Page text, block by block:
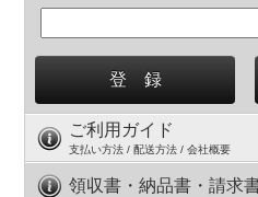
ご利用ガイド
支払い方法 / 配送方法 / 会社概要
領収書・納品書・請求